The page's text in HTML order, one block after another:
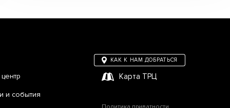
и события
КАК К НАМ ДОБРАТЬСЯ
Карта ТРЦ